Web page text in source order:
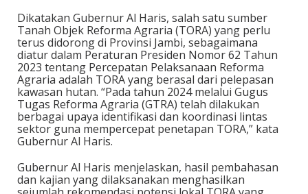
Dikatakan Gubernur Al Haris, salah satu sumber
Tanah Objek Reforma Agraria (TORA) yang perlu
terus didorong di Provinsi Jambi, sebagaimana
diatur dalam Peraturan Presiden Nomor 62 Tahun
2023 tentang Percepatan Pelaksanaan Reforma
Agraria adalah TORA yang berasal dari pelepasan
kawasan hutan. “Pada tahun 2024 melalui Gugus
Tugas Reforma Agraria (GTRA) telah dilakukan
berbagai upaya identifikasi dan koordinasi lintas
sektor guna mempercepat penetapan TORA,” kata
Gubernur Al Haris.
Gubernur Al Haris menjelaskan, hasil pembahasan
dan kajian yang dilaksanakan menghasilkan